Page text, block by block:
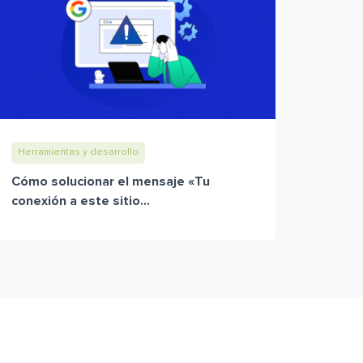
Herramientas y desarrollo
Cómo solucionar el mensaje «Tu
conexión a este sitio...